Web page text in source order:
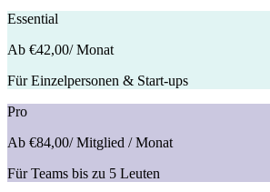
Essential
Ab €42,00/ Monat
Für Einzelpersonen & Start-ups
Pro
Ab €84,00/ Mitglied / Monat
Für Teams bis zu 5 Leuten